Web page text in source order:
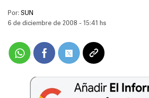
Por: SUN
6 de diciembre de 2008 - 15:41 hs